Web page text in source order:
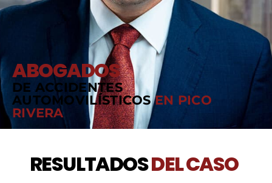
ABOGADOS
DE ACCIDENTES
AUTOMOVILÍSTICOSEN PICO
RIVERA
RESULTADOSDEL CASO